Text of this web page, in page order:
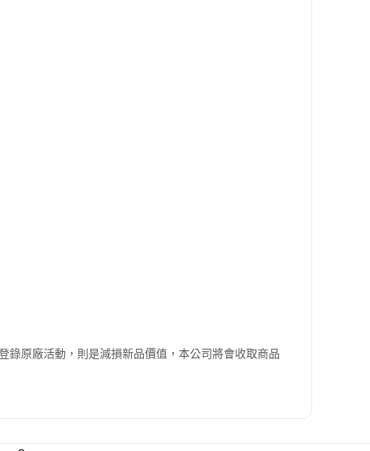
錄原廠活動，則是減損新品價值，本公司將會收取商品